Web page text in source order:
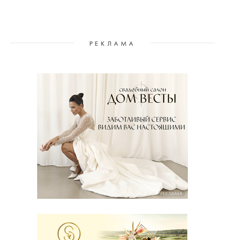
РЕКЛАМА
РЕКЛАМА